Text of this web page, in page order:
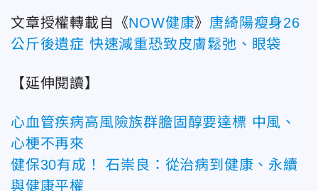
文章授權轉載自《NOW健康》 唐綺陽瘦身26
公斤後遺症 快速減重恐致皮膚鬆弛、眼袋
【延伸閱讀】
心血管疾病高風險族群膽固醇要達標 中風、
心梗不再來
健保30有成！ 石崇良：從治病到健康、永續
與健康平權